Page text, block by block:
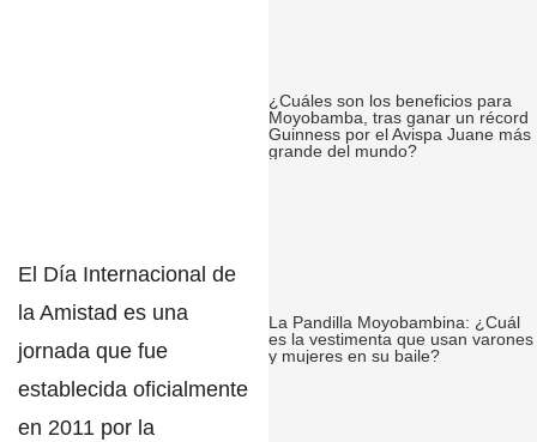
El Día Internacional de
la Amistad es una
jornada que fue
establecida oficialmente
en 2011 por la
¿Cuáles son los beneficios para
Moyobamba, tras ganar un récord
Guinness por el Avispa Juane más
grande del mundo?
La Pandilla Moyobambina: ¿Cuál
es la vestimenta que usan varones
y mujeres en su baile?